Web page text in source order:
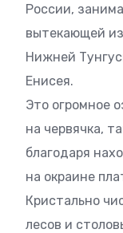
России,
вытекающей
Нижней
Енисея.
Это огромное
на червячка,
благодаря
на окраине
Кристально
лесов и